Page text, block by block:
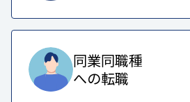
同業同職種
への転職